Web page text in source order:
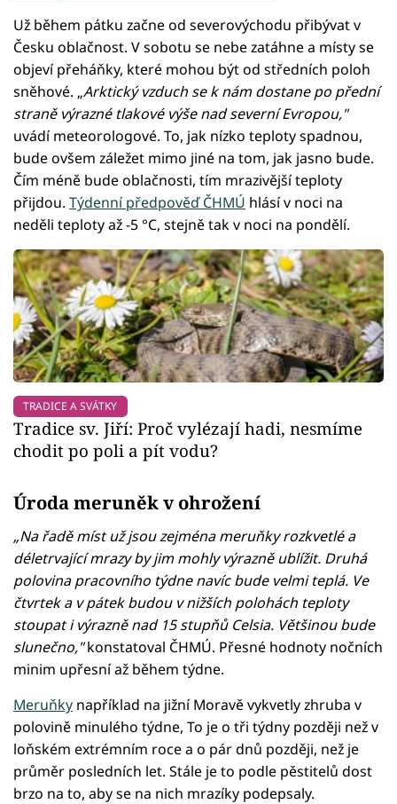
Už během pátku začne od severovýchodu přibývat v
Česku oblačnost. V sobotu se nebe zatáhne a místy se
objeví přeháňky, které mohou být od středních poloh
sněhové. „Arktický vzduch se k nám dostane po přední
straně výrazné tlakové výše nad severní Evropou,"
uvádí meteorologové. To, jak nízko teploty spadnou,
bude ovšem záležet mimo jiné na tom, jak jasno bude.
Čím méně bude oblačnosti, tím mrazivější teploty
přijdou. Týdenní předpověď ČHMÚ hlásí v noci na
neděli teploty až -5 °C, stejně tak v noci na pondělí.
TRADICE A SVÁTKY
Tradice sv. Jiří: Proč vylézají hadi, nesmíme
chodit po poli a pít vodu?
Úroda meruněk v ohrožení
„Na řadě míst už jsou zejména meruňky rozkvetlé a
déletrvající mrazy by jim mohly výrazně ublížit. Druhá
polovina pracovního týdne navíc bude velmi teplá. Ve
čtvrtek a v pátek budou v nižších polohách teploty
stoupat i výrazně nad 15 stupňů Celsia. Většinou bude
slunečno,"konstatoval ČHMÚ. Přesné hodnoty nočních
minim upřesní až během týdne.
Meruňky například na jižní Moravě vykvetly zhruba v
polovině minulého týdne, To je o tři týdny později než v
loňském extrémním roce a o pár dnů později, než je
průměr posledních let. Stále je to podle pěstitelů dost
brzo na to, aby se na nich mrazíky podepsaly.